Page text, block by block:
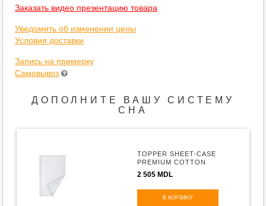
Заказать видео презентацию товара
Уведомить об изменении цены
Условия доставки
Запись на примерку
Самовывоз
ДОПОЛНИТЕ ВАШУ СИСТЕМУ
СНА
TOPPER SHEET-CASE
PREMIUM COTTON
SATEEN WHITE H-15
2 505 MDL
В КОРЗИНУ